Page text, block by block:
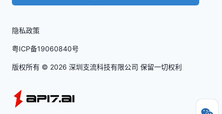
隐私政策
粤ICP备19060840号
版权所有 © 2026 深圳支流科技有限公司 保留一切权利